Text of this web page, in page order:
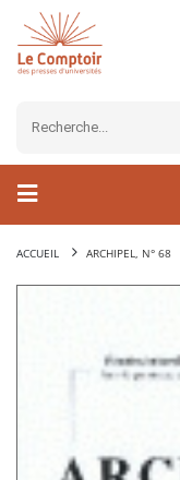
ACCUEIL ARCHIPEL, N° 68